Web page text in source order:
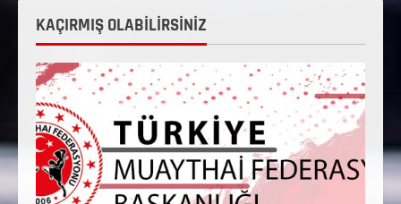
KAÇIRMIŞ OLABİLİRSİNİZ